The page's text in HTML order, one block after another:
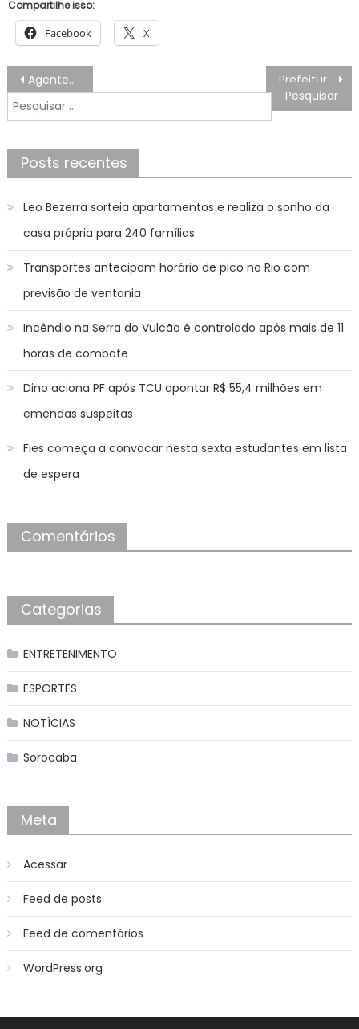
Compartilhe isso:
Facebook X
Navegação
de
Post
Agentes do Controle Urbano de Nova Iguaçu de uniforme novo para o verão
Prefeitura de Cuiab | Semob intensifica orientaes e esquema de trnsito para a 39 Corrida de Reis
Pesquisar
por:
Posts recentes
Leo Bezerra sorteia apartamentos e realiza o sonho da
casa própria para 240 famílias
Transportes antecipam horário de pico no Rio com
previsão de ventania
Incêndio na Serra do Vulcão é controlado após mais de 11
horas de combate
Dino aciona PF após TCU apontar R$ 55,4 milhões em
emendas suspeitas
Fies começa a convocar nesta sexta estudantes em lista
de espera
Comentários
Categorias
ENTRETENIMENTO
ESPORTES
NOTÍCIAS
Sorocaba
Meta
Acessar
Feed de posts
Feed de comentários
WordPress.org